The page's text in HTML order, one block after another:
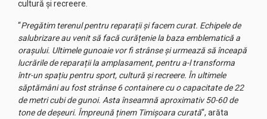
cultură și recreere.
“Pregătim terenul pentru reparații și facem curat. Echipele de
salubrizare au venit să facă curățenie la baza emblematică a
orașului. Ultimele gunoaie vor fi strânse și urmează să înceapă
lucrările de reparații la amplasament, pentru a-l transforma
într-un spațiu pentru sport, cultură și recreere. În ultimele
săptămâni au fost strânse 6 containere cu o capacitate de 22
de metri cubi de gunoi. Asta înseamnă aproximativ 50-60 de
tone de deșeuri. Împreună ținem Timișoara curată“, arăta